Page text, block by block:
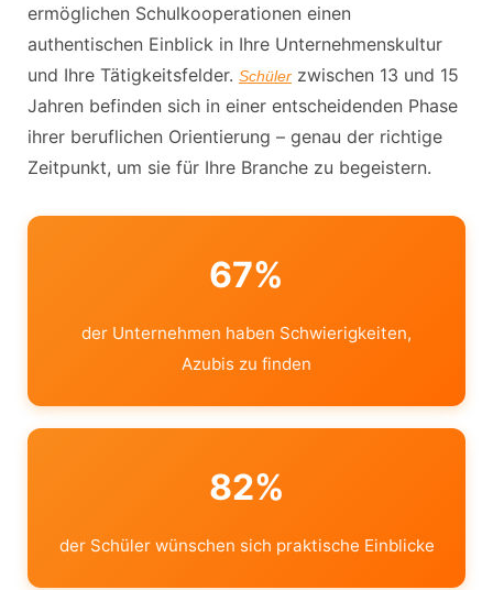
ermöglichen Schulkooperationen einen
authentischen Einblick in Ihre Unternehmenskultur
und Ihre Tätigkeitsfelder. Schüler zwischen 13 und 15
Jahren befinden sich in einer entscheidenden Phase
ihrer beruflichen Orientierung – genau der richtige
Zeitpunkt, um sie für Ihre Branche zu begeistern.
67%
der Unternehmen haben Schwierigkeiten,
Azubis zu finden
82%
der Schüler wünschen sich praktische Einblicke